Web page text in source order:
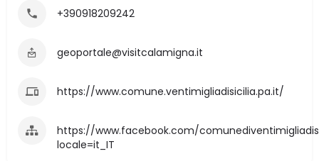
+390918209242
geoportale@visitcalamigna.it
https://www.comune.ventimigliadisicilia.pa.it/
https://www.facebook.com/
locale=it_IT